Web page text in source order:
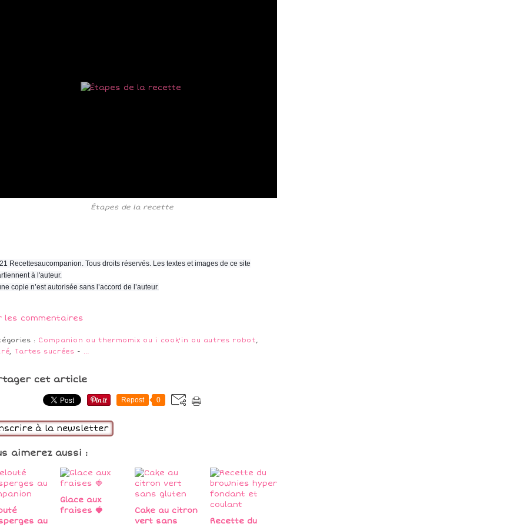
Étapes de la recette
Recettesaucompanion. Tous droits réservés. Les textes et images de ce site
à l'auteur.
copie n’est autorisée sans l’accord de l’auteur.
les commentaires
: Companion ou thermomix ou i cook'in ou autres robot,
, Tartes sucrées - …
cet article
Repost 0
à la newsletter
aimerez aussi :
au
Glace aux
fraises 🍓
Cake au citron
vert sans
Recette du